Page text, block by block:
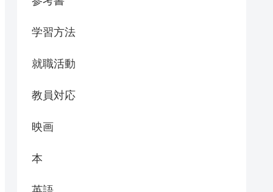
学習方法
就職活動
教員対応
映画
本